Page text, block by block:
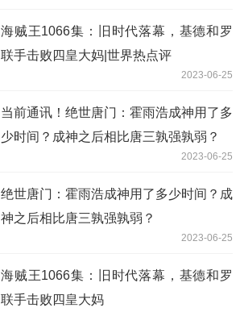
海贼王1066集：旧时代落幕，基德和罗
联手击败四皇大妈|世界热点评
2023-06-25
当前通讯！绝世唐门：霍雨浩成神用了多
少时间？成神之后相比唐三孰强孰弱？
2023-06-25
绝世唐门：霍雨浩成神用了多少时间？成
神之后相比唐三孰强孰弱？
2023-06-25
海贼王1066集：旧时代落幕，基德和罗
联手击败四皇大妈